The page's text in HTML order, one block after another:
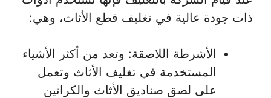
ذات جودة عالية في تغليف قطع الأثاث، وهي:
الأشرطة اللاصقة: وتعد من أكثر الأشياء
المستخدمة في تغليف الأثاث وتعمل
على لصق صناديق الأثاث والكراتين